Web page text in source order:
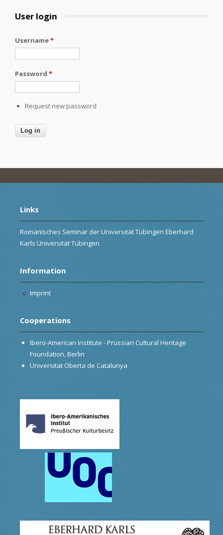
User login
Username*
Password *
Request new password
Links
Romanisches Seminar der Universität Tübingen Eberhard
Karls Universität Tübingen
Information
Imprint
Cooperations
Ibero-American Institute - Prussian Cultural Heritage
Foundation, Berlin
Universitat Oberta de Catalunya